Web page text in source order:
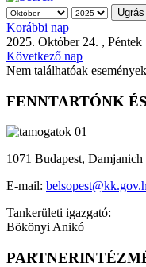
Korábbi nap
2025. Október 24. , Péntek
Következő nap
Nem találhatóak események
FENNTARTÓNK
1071 Budapest, Damjanich
E-mail:
Tankerületi igazgató:
Bökönyi Anikó